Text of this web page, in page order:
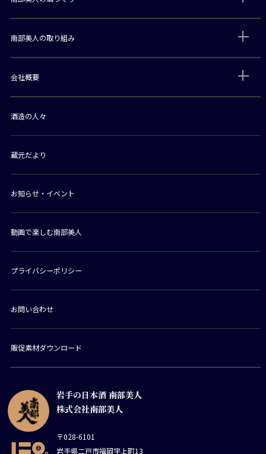
岩手の日本酒 南部美人
株式会社南部美人
〒028-6101
岩手県二戸市福岡字上町13
南部美人の取り組み
会社概要
酒造の人々
蔵元だより
お知らせ・イベント
動画で楽しむ南部美人
プライバシーポリシー
お問い合わせ
販促素材ダウンロード